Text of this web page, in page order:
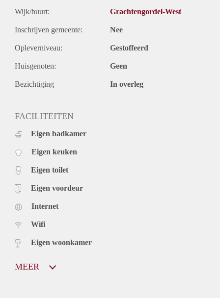
Wijk/buurt: Grachtengordel-West
Inschrijven gemeente: Nee
Opleverniveau: Gestoffeerd
Huisgenoten: Geen
Bezichtiging In overleg
FACILITEITEN
Eigen badkamer
Eigen keuken
Eigen toilet
Eigen voordeur
Internet
Wifi
Eigen woonkamer
MEER